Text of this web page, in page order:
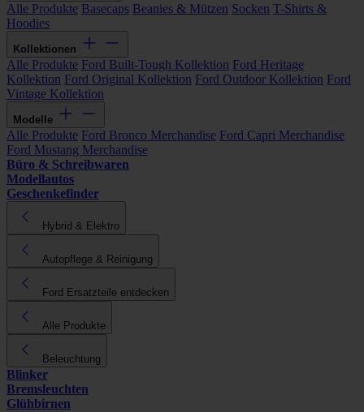
Alle Produkte Basecaps Beanies & Mützen Socken T-Shirts &
Hoodies
Kollektionen
Alle Produkte Ford Built-Tough Kollektion Ford Heritage
Kollektion Ford Original Kollektion Ford Outdoor Kollektion Ford
Vintage Kollektion
Modelle
Alle Produkte Ford Bronco Merchandise Ford Capri Merchandise
Ford Mustang Merchandise
Büro & Schreibwaren
Modellautos
Geschenkefinder
Hybrid & Elektro
Autopflege & Reinigung
Ford Ersatzteile entdecken
Alle Produkte
Beleuchtung
Blinker
Bremsleuchten
Glühbirnen